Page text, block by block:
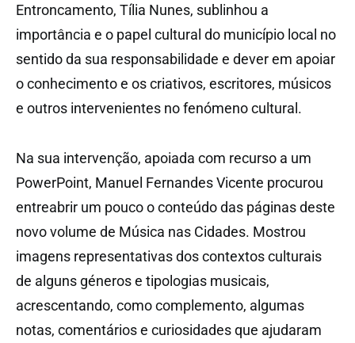
Entroncamento, Tília Nunes, sublinhou a
importância e o papel cultural do município local no
sentido da sua responsabilidade e dever em apoiar
o conhecimento e os criativos, escritores, músicos
e outros intervenientes no fenómeno cultural.
Na sua intervenção, apoiada com recurso a um
PowerPoint, Manuel Fernandes Vicente procurou
entreabrir um pouco o conteúdo das páginas deste
novo volume de Música nas Cidades. Mostrou
imagens representativas dos contextos culturais
de alguns géneros e tipologias musicais,
acrescentando, como complemento, algumas
notas, comentários e curiosidades que ajudaram